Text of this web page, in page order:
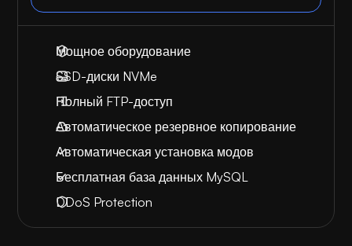
Мощное оборудование
SSD-диски NVMe
Полный FTP-доступ
Автоматическое резервное копирование
Автоматическая установка модов
Бесплатная база данных MySQL
DDoS Protection